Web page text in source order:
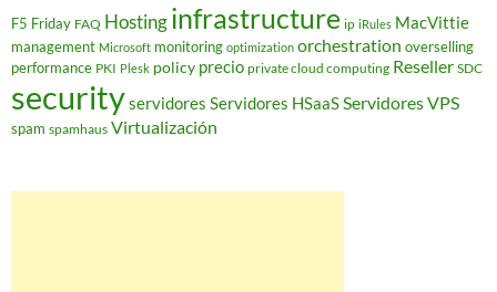
F5 Friday FAQ Hostinginfrastructure ip iRules MacVittie
management Microsoft monitoring optimization orchestration overselling
performance PKI Plesk policy precio private cloud computing Reseller SDC
securityservidores Servidores HSaaSServidores VPS
spam spamhaus Virtualización